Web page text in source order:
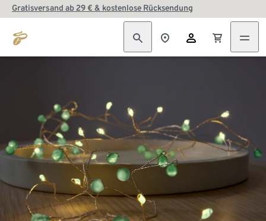
Gratisversand ab 29 € & kostenlose Rücksendung